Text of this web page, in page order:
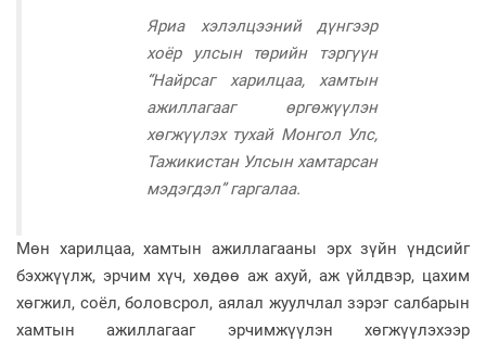
Яриа хэлэлцээний дүнгээр
хоёр улсын төрийн тэргүүн
“Найрсаг харилцаа, хамтын
ажиллагааг өргөжүүлэн
хөгжүүлэх тухай Монгол Улс,
Тажикистан Улсын хамтарсан
мэдэгдэл” гаргалаа.
Мөн харилцаа, хамтын ажиллагааны эрх зүйн үндсийг
бэхжүүлж, эрчим хүч, хөдөө аж ахуй, аж үйлдвэр, цахим
хөгжил, соёл, боловсрол, аялал жуулчлал зэрэг салбарын
хамтын ажиллагааг эрчимжүүлэн хөгжүүлэхээр